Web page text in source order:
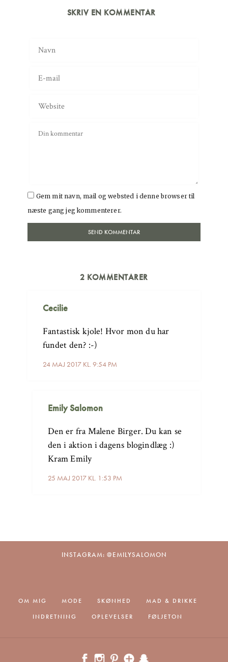
SKRIV EN KOMMENTAR
Gem mit navn, mail og websted i denne browser til
næste gang jeg kommenterer.
2 KOMMENTARER
Cecilie
24 MAJ 2017 KL. 9:54 PM
Fantastisk kjole! Hvor mon du har
fundet den? :-)
Emily Salomon
25 MAJ 2017 KL. 1:53 PM
Den er fra Malene Birger. Du kan se
den i aktion i dagens blogindlæg :)
Kram Emily
INSTAGRAM: @EMILYSALOMON
OM MIG MODE SKØNHED
MAD & DRIKKE
INDRETNING
OPLEVELSER FØLJETON